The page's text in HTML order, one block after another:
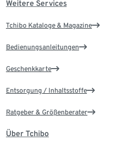
Weitere Services
Tchibo Kataloge & Magazine
Bedienungsanleitungen
Geschenkkarte
Entsorgung / Inhaltsstoffe
Ratgeber & Größenberater
Über Tchibo